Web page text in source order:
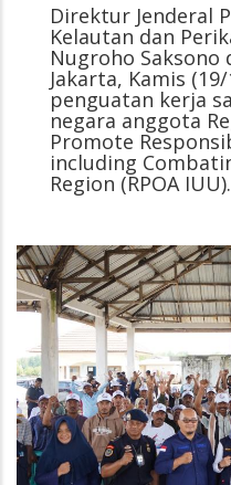
Direktur Jenderal
Kelautan dan
Nugroho Saksono
Jakarta, Kamis
penguatan kerja
negara anggota
Promote
including
Region (RPOA IUU).